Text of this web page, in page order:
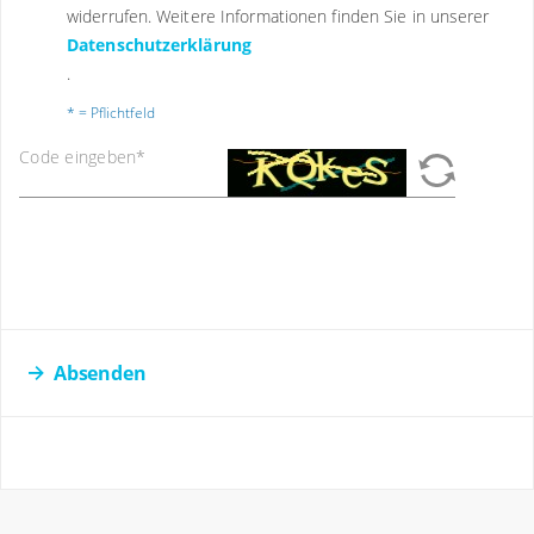
widerrufen. Weitere Informationen finden Sie in unserer
Datenschutzerklärung
.
* = Pflichtfeld
Code eingeben*
Absenden